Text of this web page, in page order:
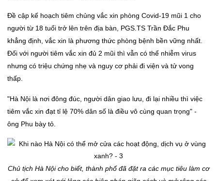
Đề cập kế hoạch tiêm chủng vắc xin phòng Covid-19 mũi 1 cho
người từ 18 tuổi trở lên trên địa bàn, PGS.TS Trần Đắc Phu
khẳng định, vắc xin là phương thức phòng bệnh bền vững nhất.
Đối với người tiêm vắc xin đủ 2 mũi thì vẫn có thể nhiễm virus
nhưng có triệu chứng nhẹ và nguy cơ phải đi viện và tử vong
thấp.
"Hà Nội là nơi đông đúc, người dân giao lưu, đi lại nhiều thì việc
tiêm vắc xin đạt tỉ lệ 70% dân số là điều vô cùng quan trọng" -
ông Phu bày tỏ.
Chủ tịch Hà Nội cho biết, thành phố đã đặt ra các mục tiêu làm cơ